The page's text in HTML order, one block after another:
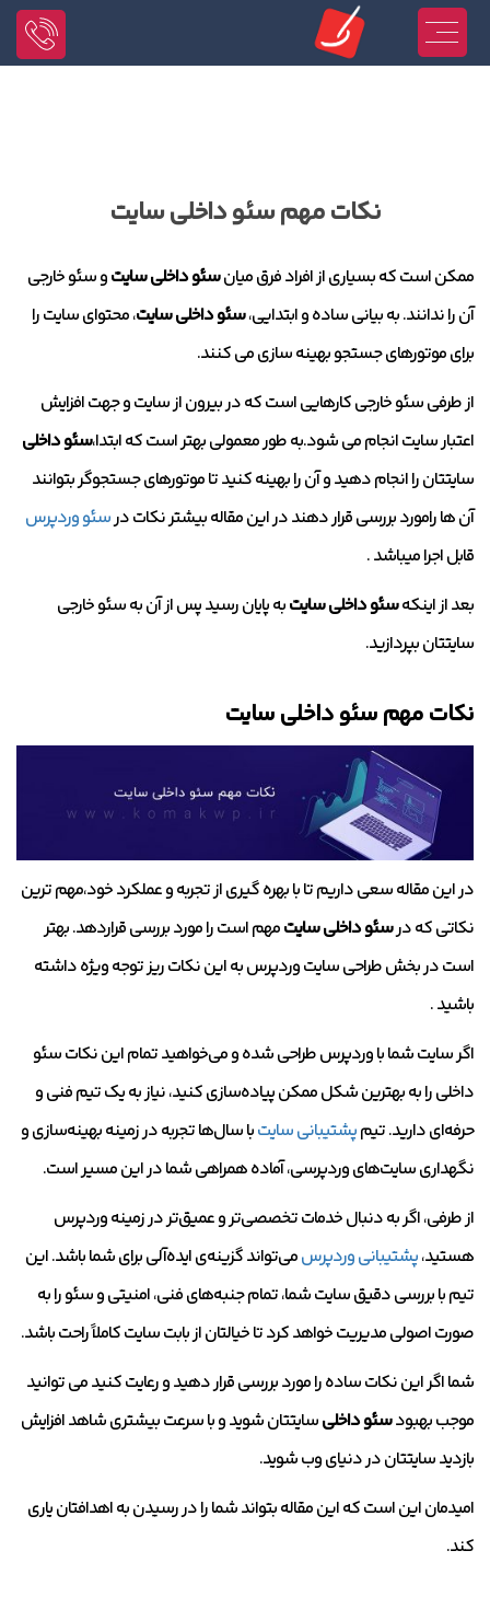
نکات مهم سئو داخلی سایت
ممکن است که بسیاری از افراد فرق میانسئو داخلی سایتو سئو خارجی
آن را ندانند. به بیانی ساده و ابتدایی،سئو داخلی سایت، محتوای سایت را
برای موتورهای جستجو بهینه سازی می کنند.
از طرفی سئو خارجی کارهایی است که در بیرون از سایت و جهت افزایش
اعتبار سایت انجام می شود.به طور معمولی بهتر است که ابتدا،سئو داخلی
سایتتان را انجام دهید و آن را بهینه کنید تا موتورهای جستجوگر بتوانند
آن ها رامورد بررسی قرار دهند در این مقاله بیشتر نکات درسئو وردپرس
قابل اجرا میباشد .
بعد از اینکهسئو داخلی سایتبه پایان رسید پس از آن به سئو خارجی
سایتتان بپردازید.
نکات مهم سئو داخلی سایت
در این مقاله سعی داریم تا با بهره گیری از تجربه و عملکرد خود،مهم ترین
نکاتی که درسئو داخلی سایتمهم است را مورد بررسی قراردهد. بهتر
است در بخش طراحی سایت وردپرس به این نکات ریز توجه ویژه داشته
باشید .
اگر سایت شما با وردپرس طراحی شده و می‌خواهید تمام این نکات سئو
داخلی را به بهترین شکل ممکن پیاده‌سازی کنید، نیاز به یک تیم فنی و
حرفه‌ای دارید. تیمپشتیبانی سایتبا سال‌ها تجربه در زمینه بهینه‌سازی و
نگهداری سایت‌های وردپرسی، آماده همراهی شما در این مسیر است.
از طرفی، اگر به دنبال خدمات تخصصی‌تر و عمیق‌تر در زمینه وردپرس
هستید،پشتیبانی وردپرسمی‌تواند گزینه‌ی ایده‌آلی برای شما باشد. این
تیم با بررسی دقیق سایت شما، تمام جنبه‌های فنی، امنیتی و سئو را به
صورت اصولی مدیریت خواهد کرد تا خیالتان از بابت سایت کاملاً راحت باشد.
شما اگر این نکات ساده را مورد بررسی قرار دهید و رعایت کنید می توانید
موجب بهبودسئو داخلیسایتتان شوید و با سرعت بیشتری شاهد افزایش
بازدید سایتتان در دنیای وب شوید.
امیدمان این است که این مقاله بتواند شما را در رسیدن به اهدافتان یاری
کند.